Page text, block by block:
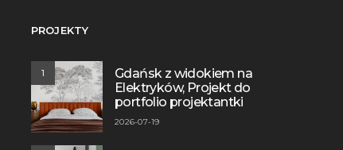
PROJEKTY
1
Gdańsk z widokiem na
Elektryków, Projekt do
portfolio projektantki
2026-07-19